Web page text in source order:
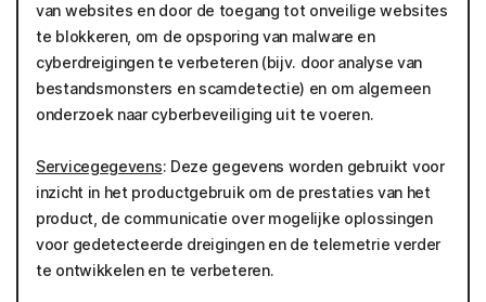
van websites en door de toegang tot onveilige websites
te blokkeren, om de opsporing van malware en
cyberdreigingen te verbeteren (bijv. door analyse van
bestandsmonsters en scamdetectie) en om algemeen
onderzoek naar cyberbeveiliging uit te voeren.
Servicegegevens: Deze gegevens worden gebruikt voor
inzicht in het productgebruik om de prestaties van het
product, de communicatie over mogelijke oplossingen
voor gedetecteerde dreigingen en de telemetrie verder
te ontwikkelen en te verbeteren.